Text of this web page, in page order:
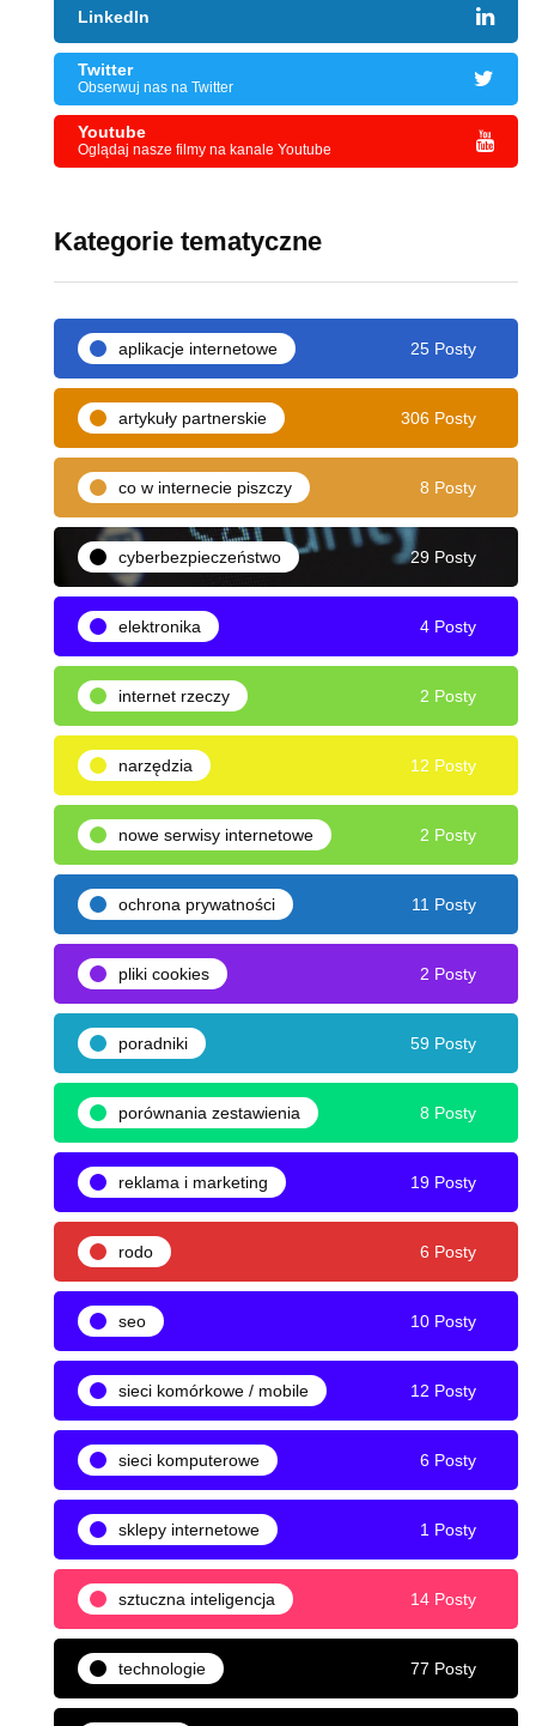
LinkedIn
Twitter
Obserwuj nas na Twitter
Youtube
Oglądaj nasze filmy na kanale Youtube
Kategorie tematyczne
aplikacje internetowe 25 Posty
artykuły partnerskie 306 Posty
co w internecie piszczy 8 Posty
cyberbezpieczeństwo 29 Posty
elektronika 4 Posty
internet rzeczy 2 Posty
narzędzia 12 Posty
nowe serwisy internetowe 2 Posty
ochrona prywatności 11 Posty
pliki cookies 2 Posty
poradniki 59 Posty
porównania zestawienia 8 Posty
reklama i marketing 19 Posty
rodo 6 Posty
seo 10 Posty
sieci komórkowe / mobile 12 Posty
sieci komputerowe 6 Posty
sklepy internetowe 1 Posty
sztuczna inteligencja 14 Posty
technologie 77 Posty